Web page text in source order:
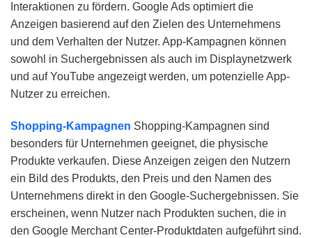
Interaktionen zu fördern. Google Ads optimiert die
Anzeigen basierend auf den Zielen des Unternehmens
und dem Verhalten der Nutzer. App-Kampagnen können
sowohl in Suchergebnissen als auch im Displaynetzwerk
und auf YouTube angezeigt werden, um potenzielle App-
Nutzer zu erreichen.
Shopping-Kampagnen Shopping-Kampagnen sind
besonders für Unternehmen geeignet, die physische
Produkte verkaufen. Diese Anzeigen zeigen den Nutzern
ein Bild des Produkts, den Preis und den Namen des
Unternehmens direkt in den Google-Suchergebnissen. Sie
erscheinen, wenn Nutzer nach Produkten suchen, die in
den Google Merchant Center-Produktdaten aufgeführt sind.